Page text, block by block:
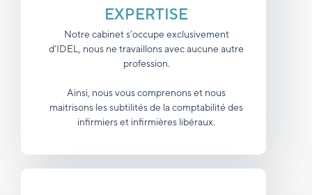
EXPERTISE
Notre cabinet s’occupe exclusivement
d’IDEL, nous ne travaillons avec aucune autre
profession.
Ainsi, nous vous comprenons et nous
maitrisons les subtilités de la comptabilité des
infirmiers et infirmières libéraux.